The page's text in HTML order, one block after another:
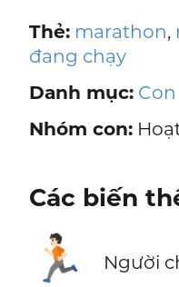
Thẻ: marathon,
đang chạy
Danh mục:
Nhóm con:
Các biến
🏃🏻 Người